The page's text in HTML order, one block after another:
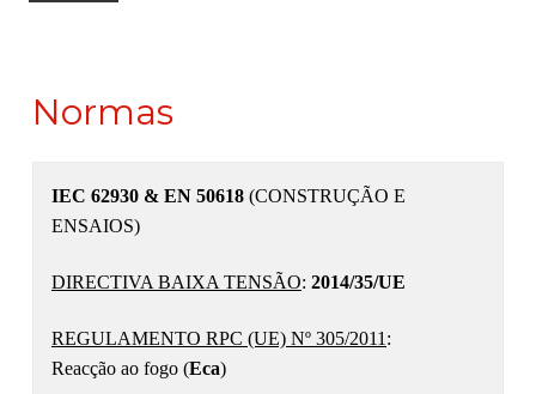
Normas
IEC 62930 & EN 50618 (CONSTRUÇÃO E
ENSAIOS)
DIRECTIVA BAIXA TENSÃO: 2014/35/UE
REGULAMENTO RPC (UE) Nº 305/2011 :
Reacção ao fogo (Eca)